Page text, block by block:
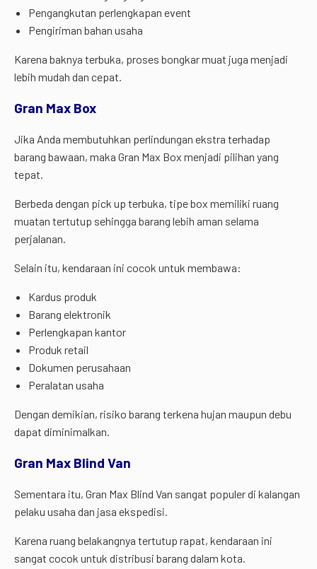
Pengangkutan perlengkapan event
Pengiriman bahan usaha
Karena baknya terbuka, proses bongkar muat juga menjadi
lebih mudah dan cepat.
Gran Max Box
Jika Anda membutuhkan perlindungan ekstra terhadap
barang bawaan, maka Gran Max Box menjadi pilihan yang
tepat.
Berbeda dengan pick up terbuka, tipe box memiliki ruang
muatan tertutup sehingga barang lebih aman selama
perjalanan.
Selain itu, kendaraan ini cocok untuk membawa:
Kardus produk
Barang elektronik
Perlengkapan kantor
Produk retail
Dokumen perusahaan
Peralatan usaha
Dengan demikian, risiko barang terkena hujan maupun debu
dapat diminimalkan.
Gran Max Blind Van
Sementara itu, Gran Max Blind Van sangat populer di kalangan
pelaku usaha dan jasa ekspedisi.
Karena ruang belakangnya tertutup rapat, kendaraan ini
sangat cocok untuk distribusi barang dalam kota.